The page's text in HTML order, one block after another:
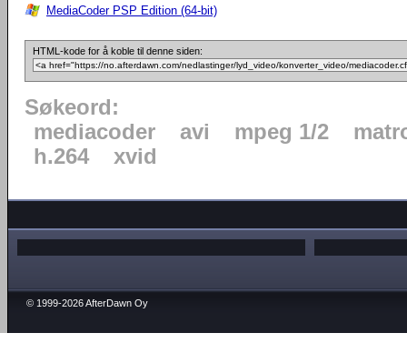
MediaCoder PSP Edition (64-bit)
HTML-kode for å koble til denne siden:
Søkeord:
mediacoder
avi mpeg 1/2
h.264
xvid
© 1999-2026 AfterDawn Oy